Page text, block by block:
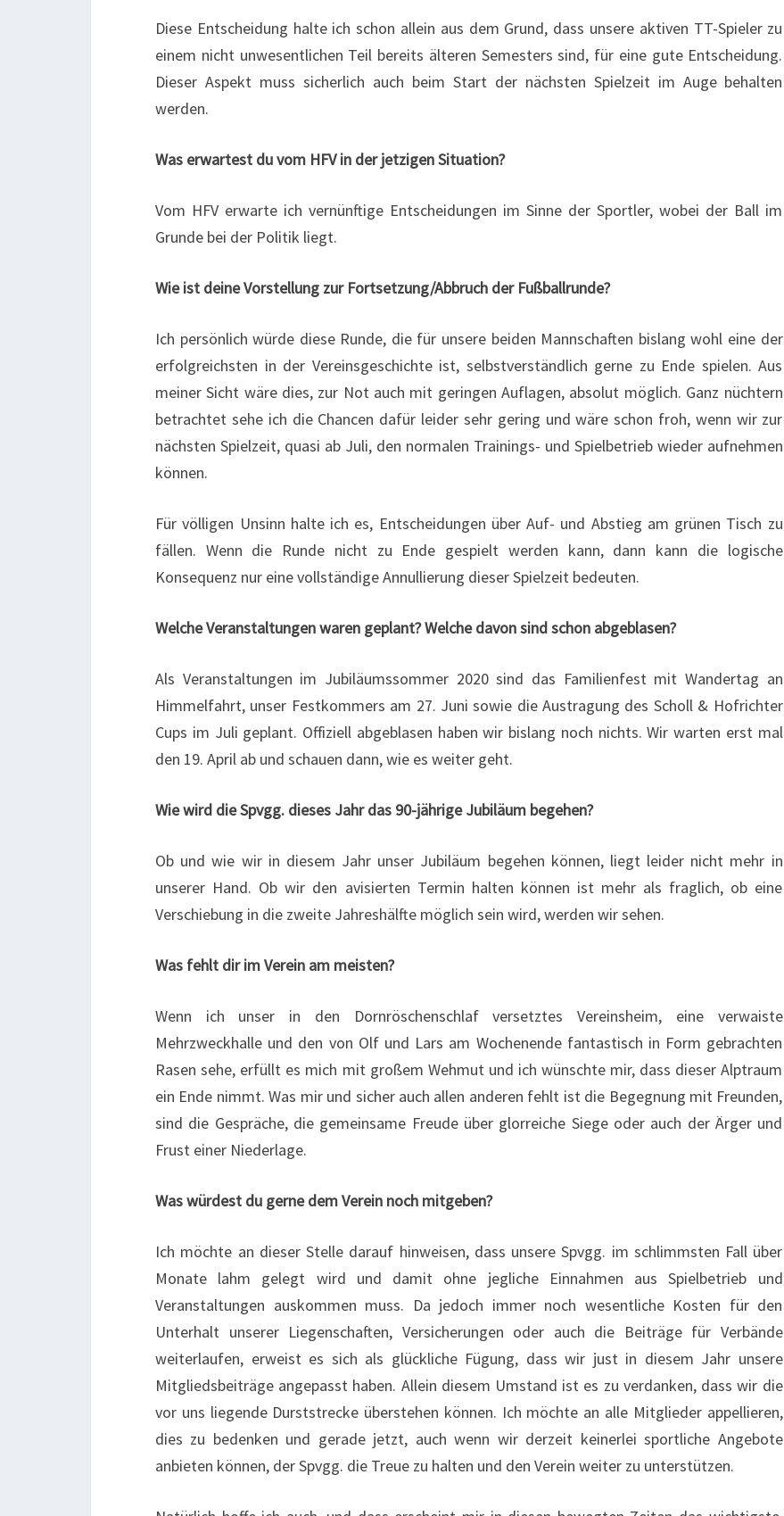
Diese Entscheidung halte ich schon allein aus dem Grund, dass unsere aktiven TT-Spieler zu
einem nicht unwesentlichen Teil bereits älteren Semesters sind, für eine gute Entscheidung.
Dieser Aspekt muss sicherlich auch beim Start der nächsten Spielzeit im Auge behalten
werden.
Was erwartest du vom HFV in der jetzigen Situation?
Vom HFV erwarte ich vernünftige Entscheidungen im Sinne der Sportler, wobei der Ball im
Grunde bei der Politik liegt.
Wie ist deine Vorstellung zur Fortsetzung/Abbruch der Fußballrunde?
Ich persönlich würde diese Runde, die für unsere beiden Mannschaften bislang wohl eine der
erfolgreichsten in der Vereinsgeschichte ist, selbstverständlich gerne zu Ende spielen. Aus
meiner Sicht wäre dies, zur Not auch mit geringen Auflagen, absolut möglich. Ganz nüchtern
betrachtet sehe ich die Chancen dafür leider sehr gering und wäre schon froh, wenn wir zur
nächsten Spielzeit, quasi ab Juli, den normalen Trainings- und Spielbetrieb wieder aufnehmen
können.
Für völligen Unsinn halte ich es, Entscheidungen über Auf- und Abstieg am grünen Tisch zu
fällen. Wenn die Runde nicht zu Ende gespielt werden kann, dann kann die logische
Konsequenz nur eine vollständige Annullierung dieser Spielzeit bedeuten.
Welche Veranstaltungen waren geplant? Welche davon sind schon abgeblasen?
Als Veranstaltungen im Jubiläumssommer 2020 sind das Familienfest mit Wandertag an
Himmelfahrt, unser Festkommers am 27. Juni sowie die Austragung des Scholl & Hofrichter
Cups im Juli geplant. Offiziell abgeblasen haben wir bislang noch nichts. Wir warten erst mal
den 19. April ab und schauen dann, wie es weiter geht.
Wie wird die Spvgg. dieses Jahr das 90-jährige Jubiläum begehen?
Ob und wie wir in diesem Jahr unser Jubiläum begehen können, liegt leider nicht mehr in
unserer Hand. Ob wir den avisierten Termin halten können ist mehr als fraglich, ob eine
Verschiebung in die zweite Jahreshälfte möglich sein wird, werden wir sehen.
Was fehlt dir im Verein am meisten?
Wenn ich unser in den Dornröschenschlaf versetztes Vereinsheim, eine verwaiste
Mehrzweckhalle und den von Olf und Lars am Wochenende fantastisch in Form gebrachten
Rasen sehe, erfüllt es mich mit großem Wehmut und ich wünschte mir, dass dieser Alptraum
ein Ende nimmt. Was mir und sicher auch allen anderen fehlt ist die Begegnung mit Freunden,
sind die Gespräche, die gemeinsame Freude über glorreiche Siege oder auch der Ärger und
Frust einer Niederlage.
Was würdest du gerne dem Verein noch mitgeben?
Ich möchte an dieser Stelle darauf hinweisen, dass unsere Spvgg. im schlimmsten Fall über
Monate lahm gelegt wird und damit ohne jegliche Einnahmen aus Spielbetrieb und
Veranstaltungen auskommen muss. Da jedoch immer noch wesentliche Kosten für den
Unterhalt unserer Liegenschaften, Versicherungen oder auch die Beiträge für Verbände
weiterlaufen, erweist es sich als glückliche Fügung, dass wir just in diesem Jahr unsere
Mitgliedsbeiträge angepasst haben. Allein diesem Umstand ist es zu verdanken, dass wir die
vor uns liegende Durststrecke überstehen können. Ich möchte an alle Mitglieder appellieren,
dies zu bedenken und gerade jetzt, auch wenn wir derzeit keinerlei sportliche Angebote
anbieten können, der Spvgg. die Treue zu halten und den Verein weiter zu unterstützen.